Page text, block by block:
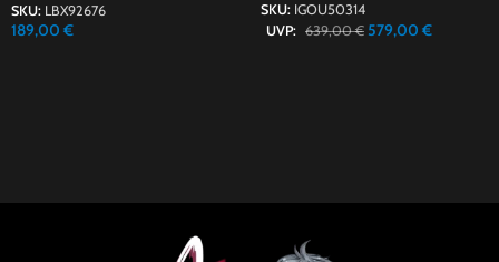
SKU: LBX92676
189,00 €
SKU: IGOU50314
UVP: 639,00€ 579,00 €